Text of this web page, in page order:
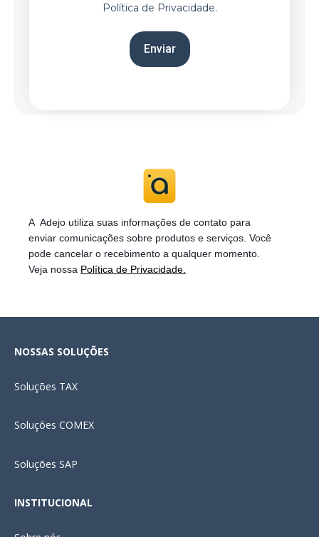
Política de Privacidade.
A Adejo utiliza suas informações de contato para
enviar comunicações sobre produtos e serviços. Você
pode cancelar o recebimento a qualquer momento.
Veja nossa Política de Privacidade.
NOSSAS SOLUÇÕES
Soluções TAX
Soluções COMEX
Soluções SAP
INSTITUCIONAL